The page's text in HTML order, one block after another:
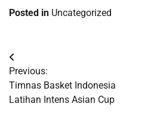
Posted in Uncategorized
Post
navigation
Previous:
Timnas Basket Indonesia
Latihan Intens Asian Cup